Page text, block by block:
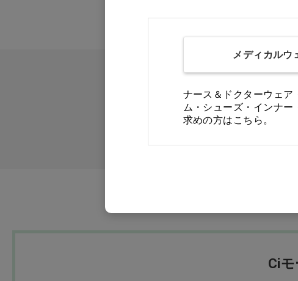
Ci
メディカルウ
ナース＆ドクターウェア
ム・シューズ・インナー
求めの方はこちら。